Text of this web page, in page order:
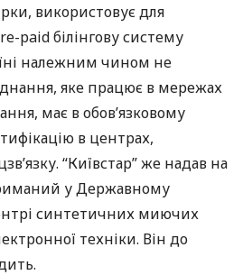
використовує для
paid білінгову систему
належним чином не
яке працює в мережах
має в обов’язковому
в центрах,
“Київстар” же надав на
у Державному
синтетичних миючих
техніки. Він до